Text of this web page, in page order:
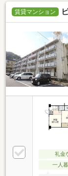
賃貸マンション
礼金
一人